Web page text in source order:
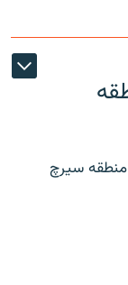
منطقه سیرچ